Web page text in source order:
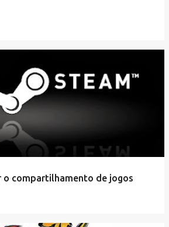
o compartilhamento de jogos